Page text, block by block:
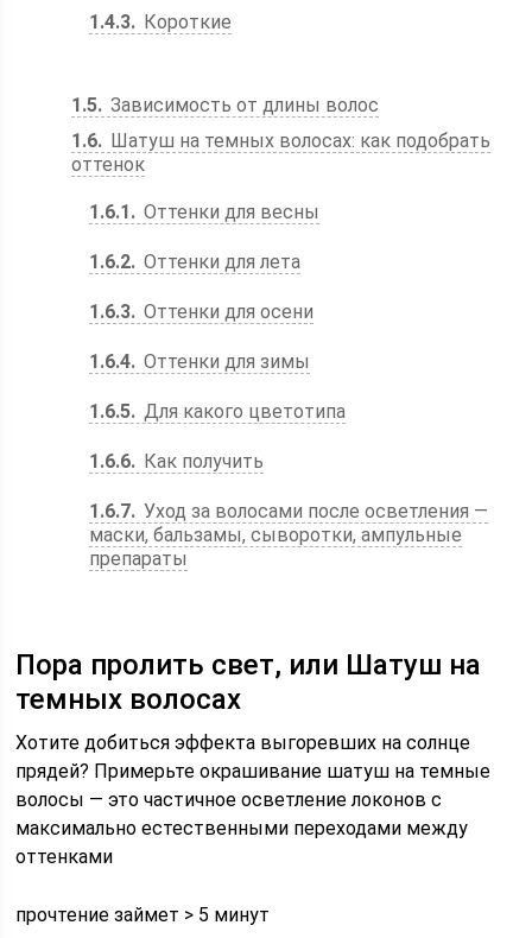
1.4.3 Короткие
1.5 Зависимость от длины волос
1.6
Шатуш на темных волосах: как подобрать
оттенок
1.6.1 Оттенки для весны
1.6.2 Оттенки для лета
1.6.3 Оттенки для осени
1.6.4 Оттенки для зимы
1.6.5 Для какого цветотипа
1.6.6 Как получить
1.6.7 Уход за волосами после осветления —
маски, бальзамы, сыворотки, ампульные
препараты
Пора пролить свет, или Шатуш на
темных волосах
Хотите добиться эффекта выгоревших на солнце
прядей? Примерьте окрашивание шатуш на темные
волосы — это частичное осветление локонов с
максимально естественными переходами между
оттенками
прочтение займет > 5 минут